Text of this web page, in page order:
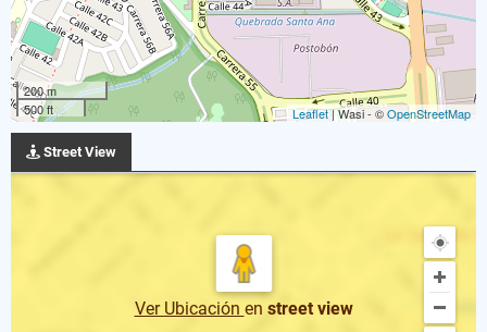
200 m
500 ft
Leaflet| Wasi - ©OpenStreetMap
Street View
Ver Ubicación en street view